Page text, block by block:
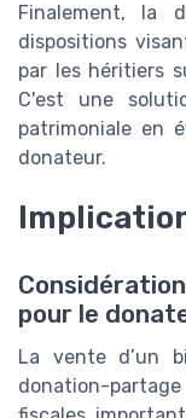
Finalement, la
dispositions
par les héritiers
C'est une
patrimoniale en
donateur.
pour le
La vente d’un
donation-